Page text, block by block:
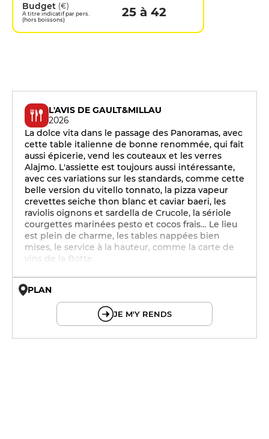
Budget (€)
A titre indicatif par pers.
(hors boissons)
25 à 42
L'AVIS DE GAULT&MILLAU
2026
La dolce vita dans le passage des Panoramas, avec
cette table italienne de bonne renommée, qui fait
aussi épicerie, vend les couteaux et les verres
Alajmo. L'assiette est toujours aussi intéressante,
avec ces variations sur les standards, comme cette
belle version du vitello tonnato, la pizza vapeur
crevettes seiche thon blanc et caviar baeri, les
raviolis oignons et sardella de Crucole, la sériole
courgettes marinées pesto et cocos frais… Le lieu
est plein de charme, les tables nappées bien
mises, le service à la hauteur, comme la carte de
vins de la Botte.
PLAN
JE M'Y RENDS